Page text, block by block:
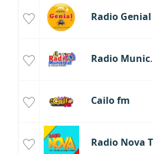
Radio Genial
Radio Municipal Ccatcca
Cailo fm
Radio Nova Trujillo